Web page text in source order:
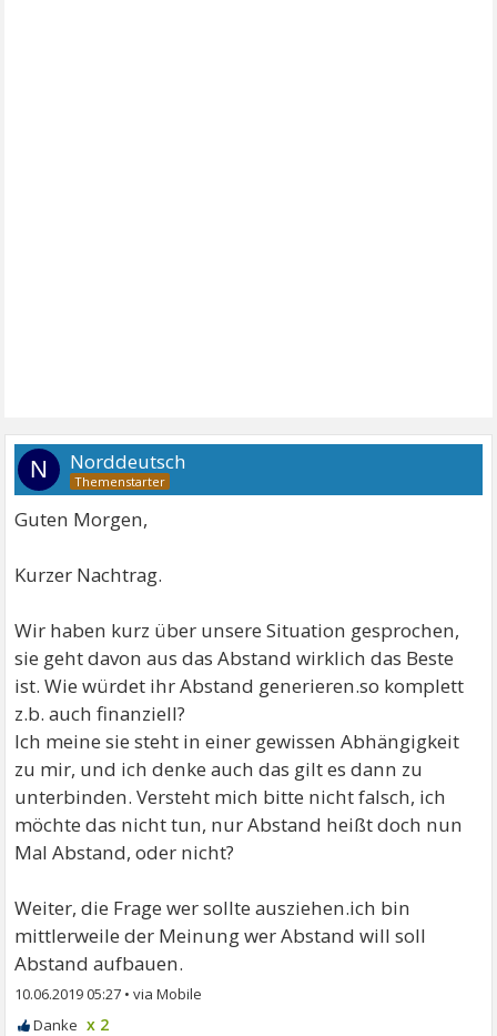
N Norddeutsch
Guten Morgen,
Kurzer Nachtrag.
Wir haben kurz über unsere Situation gesprochen,
sie geht davon aus das Abstand wirklich das Beste
ist. Wie würdet ihr Abstand generieren.so komplett
z.b. auch finanziell?
Ich meine sie steht in einer gewissen Abhängigkeit
zu mir, und ich denke auch das gilt es dann zu
unterbinden. Versteht mich bitte nicht falsch, ich
möchte das nicht tun, nur Abstand heißt doch nun
Mal Abstand, oder nicht?
Weiter, die Frage wer sollte ausziehen.ich bin
mittlerweile der Meinung wer Abstand will soll
Abstand aufbauen.
10.06.2019 05:27 •
x 2